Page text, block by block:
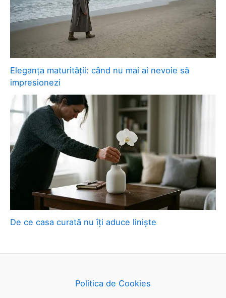
Eleganța maturității: când nu mai ai nevoie să
impresionezi
De ce casa curată nu îți aduce liniște
Politica de Cookies